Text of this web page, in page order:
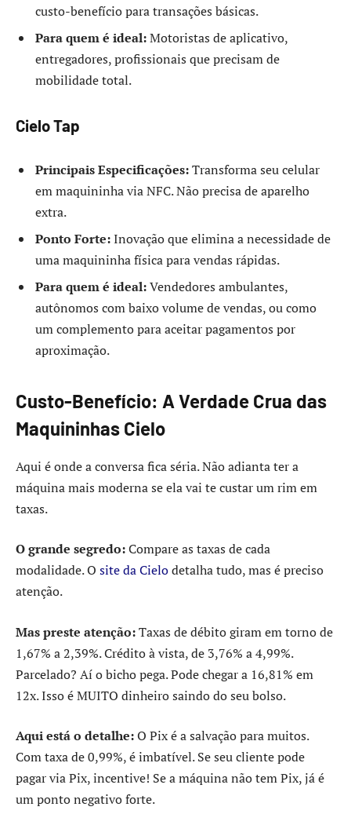
custo-benefício para transações básicas.
Para quem é ideal:Motoristas de aplicativo,
entregadores, profissionais que precisam de
mobilidade total.
Cielo Tap
Principais Especificações:Transforma seu celular
em maquininha via NFC. Não precisa de aparelho
extra.
Ponto Forte:Inovação que elimina a necessidade de
uma maquininha física para vendas rápidas.
Para quem é ideal:Vendedores ambulantes,
autônomos com baixo volume de vendas, ou como
um complemento para aceitar pagamentos por
aproximação.
Custo-Benefício: A Verdade Crua das
Maquininhas Cielo
Aqui é onde a conversa fica séria. Não adianta ter a
máquina mais moderna se ela vai te custar um rim em
taxas.
O grande segredo:Compare as taxas de cada
modalidade. O site da Cielodetalha tudo, mas é preciso
atenção.
Mas preste atenção:Taxas de débito giram em torno de
1,67% a 2,39%. Crédito à vista, de 3,76% a 4,99%.
Parcelado? Aí o bicho pega. Pode chegar a 16,81% em
12x. Isso é MUITO dinheiro saindo do seu bolso.
Aqui está o detalhe:O Pix é a salvação para muitos.
Com taxa de 0,99%, é imbatível. Se seu cliente pode
pagar via Pix, incentive! Se a máquina não tem Pix, já é
um ponto negativo forte.